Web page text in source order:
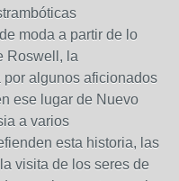
moda a partir de lo
Roswell, la
algunos aficionados
ese lugar de Nuevo
a varios
esta historia, las
visita de los seres de